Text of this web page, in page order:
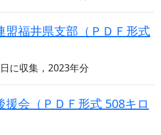
盟福井県支部（ＰＤＦ形式
に収集，2023年分
援会（ＰＤＦ形式 508キロ